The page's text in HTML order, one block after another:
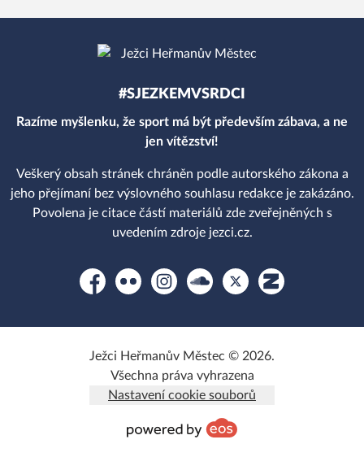
#SJEZKEMVSRDCI
Razíme myšlenku, že sport má být především zábava, a ne
jen vítězství!
Veškerý obsah stránek chráněn podle autorského zákona a
jeho přejímaní bez výslovného souhlasu redakce je zakázáno.
Povolena je citace částí materiálů zde zveřejněných s
uvedením zdroje jezci.cz.
FacebookFlickr InstagramSoundcloudPlatform XZonerama
Ježci Heřmanův Městec © 2026.
Všechna práva vyhrazena
Nastavení cookie souborů